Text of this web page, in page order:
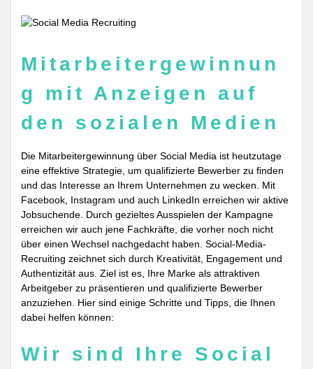
Mitarbeitergewinnun
g mit Anzeigen auf
den sozialen Medien
Die Mitarbeitergewinnung über Social Media ist heutzutage
eine effektive Strategie, um qualifizierte Bewerber zu finden
und das Interesse an Ihrem Unternehmen zu wecken. Mit
Facebook, Instagram und auch LinkedIn erreichen wir aktive
Jobsuchende. Durch gezieltes Ausspielen der Kampagne
erreichen wir auch jene Fachkräfte, die vorher noch nicht
über einen Wechsel nachgedacht haben. Social-Media-
Recruiting zeichnet sich durch Kreativität, Engagement und
Authentizität aus. Ziel ist es, Ihre Marke als attraktiven
Arbeitgeber zu präsentieren und qualifizierte Bewerber
anzuziehen. Hier sind einige Schritte und Tipps, die Ihnen
dabei helfen können:
Wir sind Ihre Social